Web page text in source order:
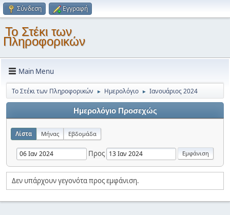
Σύνδεση Εγγραφή
Το Στέκι των
Πληροφορικών
Main Menu
Το Στέκι των Πληροφορικών ► Ημερολόγιο ► Ιανουάριος 2024
Ημερολόγιο Προσεχώς
Λίστα Μήνας Εβδομάδα
Προς
Δεν υπάρχουν γεγονότα προς εμφάνιση.